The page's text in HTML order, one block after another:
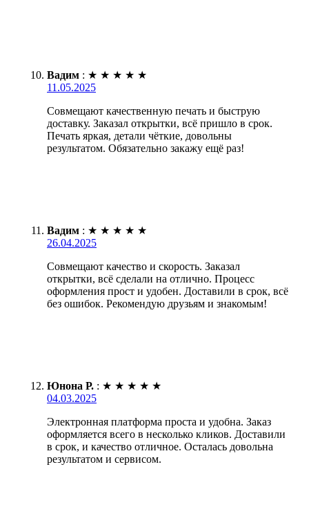
Вадим : ★ ★ ★ ★ ★
11.05.2025
Совмещают качественную печать и быструю
доставку. Заказал открытки, всё пришло в срок.
Печать яркая, детали чёткие, довольны
результатом. Обязательно закажу ещё раз!
Вадим : ★ ★ ★ ★ ★
26.04.2025
Совмещают качество и скорость. Заказал
открытки, всё сделали на отлично. Процесс
оформления прост и удобен. Доставили в срок, всё
без ошибок. Рекомендую друзьям и знакомым!
Юнона Р. : ★ ★ ★ ★ ★
04.03.2025
Электронная платформа проста и удобна. Заказ
оформляется всего в несколько кликов. Доставили
в срок, и качество отличное. Осталась довольна
результатом и сервисом.